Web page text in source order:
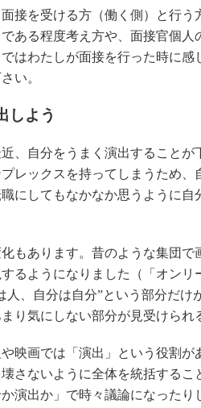
接を受ける方（働く側）と行う
ある程度考え方や、面接官個人
はわたしが面接を行った時に感
い。
しよう
、自分をうまく演出することが
レックスを持ってしまうため、
にしてもなかなか思うように
もあります。昔のような集団で
るようになりました（「オン
人、自分は自分”という部分だ
り気にしない部分が見受けられ
映画では「演出」という役割が
さないように全体を統括する
演出か」で時々議論になったり